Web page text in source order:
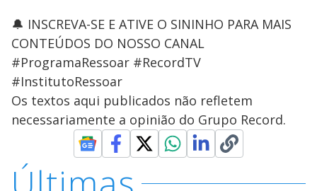
🔔 INSCREVA-SE E ATIVE O SININHO PARA MAIS
CONTEÚDOS DO NOSSO CANAL
#ProgramaRessoar #RecordTV
#InstitutoRessoar
Os textos aqui publicados não refletem
necessariamente a opinião do Grupo Record.